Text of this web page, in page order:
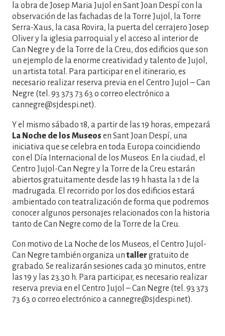
la obra de Josep Maria Jujol en Sant Joan Despí con la
observación de las fachadas de la Torre Jujol, la Torre
Serra-Xaus, la casa Rovira, la puerta del cerrajero Josep
Oliver y la iglesia parroquial y el acceso al interior de
Can Negre y de la Torre de la Creu, dos edificios que son
un ejemplo de la enorme creatividad y talento de Jujol,
un artista total. Para participar en el itinerario, es
necesario realizar reserva previa en el Centro Jujol – Can
Negre (tel. 93 373 73 63 o correo electrónico a
cannegre@sjdespi.net).
Y el mismo sábado 18, a partir de las 19 horas, empezará
La Noche de los Museos en Sant Joan Despí, una
iniciativa que se celebra en toda Europa coincidiendo
con el Día Internacional de los Museos. En la ciudad, el
Centro Jujol-Can Negre y la Torre de la Creu estarán
abiertos gratuitamente desde las 19 h hasta la 1 de la
madrugada. El recorrido por los dos edificios estará
ambientado con teatralización de forma que podremos
conocer algunos personajes relacionados con la historia
tanto de Can Negre como de la Torre de la Creu.
Con motivo de La Noche de los Museos, el Centro Jujol-
Can Negre también organiza untallergratuito de
grabado. Se realizarán sesiones cada 30 minutos, entre
las 19 y las 23.30 h. Para participar, es necesario realizar
reserva previa en el Centro Jujol – Can Negre (tel. 93 373
73 63 o correo electrónico a cannegre@sjdespi.net).